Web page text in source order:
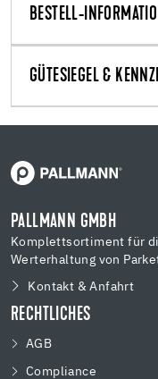
BESTELL-
GÜTESIEGEL &
PALLMANN GMBH
Komplettsortiment für
Werterhaltung von
Kontakt & Anfahrt
RECHTLICHES
AGB
Compliance